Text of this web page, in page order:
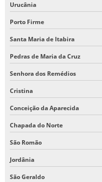
Urucânia
Porto Firme
Santa Maria de Itabira
Pedras de Maria da Cruz
Senhora dos Remédios
Cristina
Conceição da Aparecida
Chapada do Norte
São Romão
Jordânia
São Geraldo